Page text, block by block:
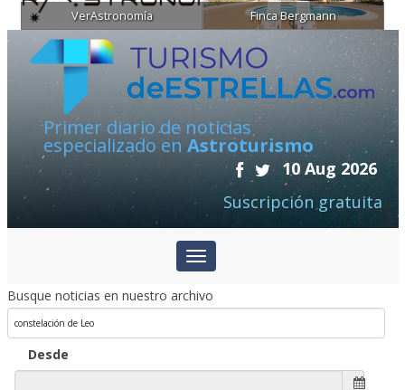
VerAstronomía Finca Bergmann
Primer diario de noticias
especializado en Astroturismo
10 Aug 2026
Suscripción gratuita
Busque noticias en nuestro archivo
Desde